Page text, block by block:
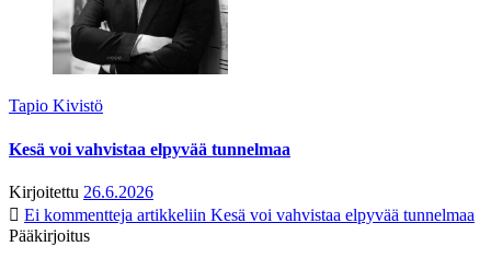
Tapio Kivistö
Kesä voi vahvistaa elpyvää tunnelmaa
Kirjoitettu 26.6.2026
Ei kommentteja artikkeliin Kesä voi vahvistaa elpyvää tunnelmaa
Pääkirjoitus